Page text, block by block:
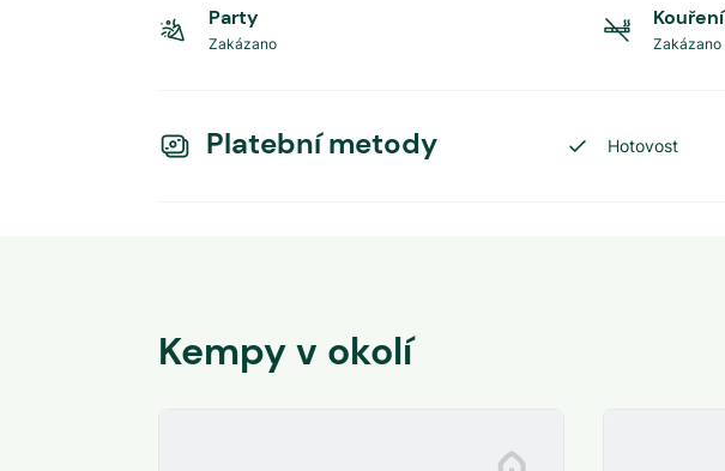
Party
Zakázano
Kouření
Zakázano
Platební metody Hotovost
Kempy v okolí